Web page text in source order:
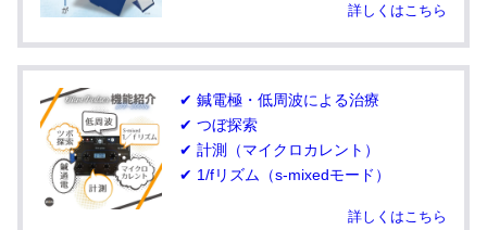
詳しくはこちら
✔ 鍼電極・低周波による治療
✔ つぼ探索
✔ 計測（マイクロカレント）
✔ 1/fリズム（s-mixedモード）
詳しくはこちら